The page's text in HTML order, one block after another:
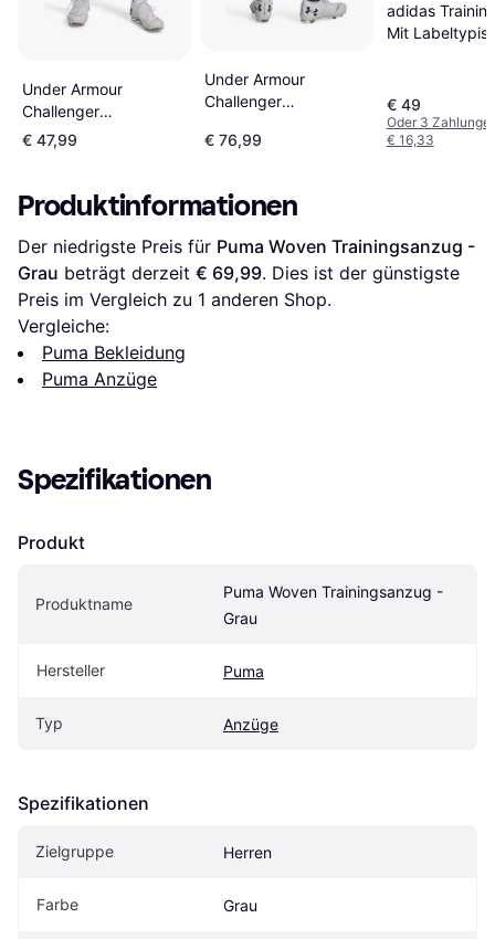
Under Armour
Challenger
Trainingsanzug Herren
Castlerock - Weiß
€ 47,99
Under Armour
Challenger
Herren -
€ 76,99
adidas
Mit
€ 49
Oder 3
€ 16,33
Produktinformationen
Der niedrigste Preis für Puma Woven Trainingsanzug -
Grau beträgt derzeit € 69,99. Dies ist der günstigste
Preis im Vergleich zu 1 anderen Shop.
Vergleiche:
Puma Bekleidung
Puma Anzüge
Spezifikationen
Produkt
Produktname
Puma Woven Trainingsanzug -
Grau
Hersteller Puma
Typ Anzüge
Spezifikationen
Zielgruppe Herren
Farbe Grau